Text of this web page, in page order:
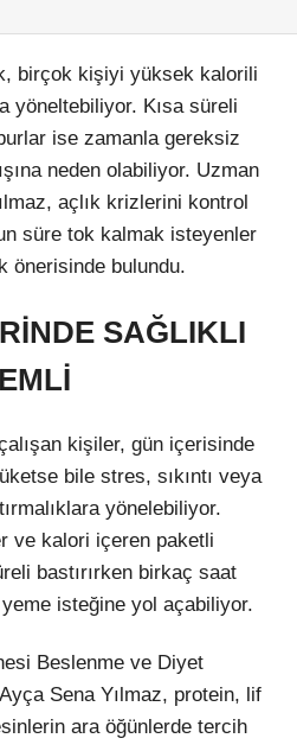
birçok kişiyi yüksek kalorili
yöneltebiliyor. Kısa süreli
ise zamanla gereksiz
neden olabiliyor. Uzman
açlık krizlerini kontrol
süre tok kalmak isteyenler
önerisinde bulundu.
SAĞLIKLI
kişiler, gün içerisinde
bile stres, sıkıntı veya
yönelebiliyor.
ve kalori içeren paketli
bastırırken birkaç saat
isteğine yol açabiliyor.
Beslenme ve Diyet
Sena Yılmaz, protein, lif
ara öğünlerde tercih